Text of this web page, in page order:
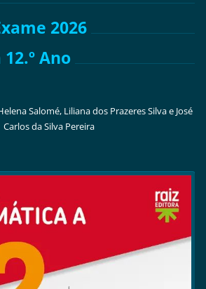
2026
Ano
Salomé, Liliana dos Prazeres Silva e José
Carlos da Silva Pereira